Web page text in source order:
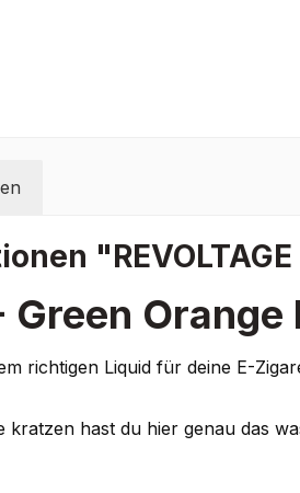
- Green
richtigen Liquid für deine E-
kratzen hast du hier genau das